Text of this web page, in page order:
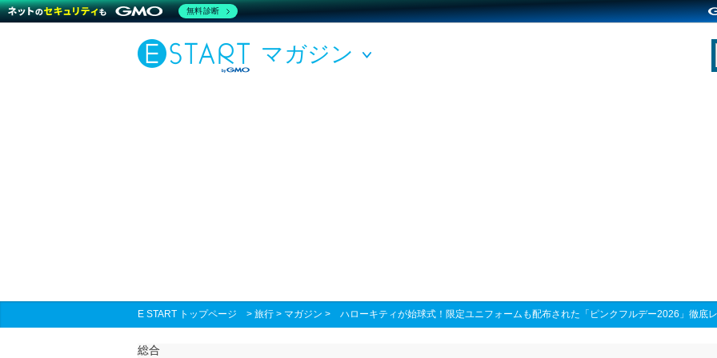
マガジン
E START トップページ > 旅行 > マガジン > ハローキティが始球式！限定ユニフォームも配布された「ピンクフルデー2026」徹底
総合
無料診断